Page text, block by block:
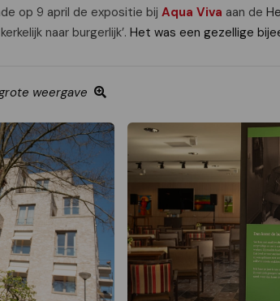
op 9 april de expositie bij Aqua Viva aan de
naar burgerlijk’. Het was een gezellige
weergave